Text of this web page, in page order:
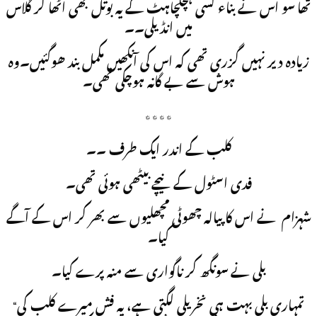
تھا سو اس نے بناء کسی ہچکچاہٹ کے یہ بوتل بھی اٹھا کر گلاس
میں انڈیلی۔۔
زیادہ دیر نہیں گزری تھی کہ اس کی آنکھیں مکمل بند ھوگئیں۔وہ
ہوش سے بے گانہ ہوچکی تھی۔
٭٭٭٭
کلب کے اندر ایک طرف ۔۔
فدی اسٹول کے نیچے بیٹھی ہوئی تھی۔
شہزام نے اس کا پیالہ چھوٹی مچھلیوں سے بھر کر اس کے آگے
کیا۔
بلی نے سونگھ کر ناگواری سے منہ پرے کیا۔
“تمہاری بلی بہت ہی نخریلی لگتی ہے، یہ فش میرے کلب کی